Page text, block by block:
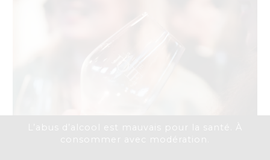
L’abus d’alcool est mauvais pour la santé. À
consommer avec modération.